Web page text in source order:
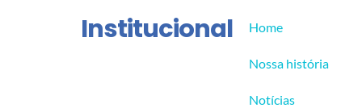
Institucional Home
Nossa história
Notícias